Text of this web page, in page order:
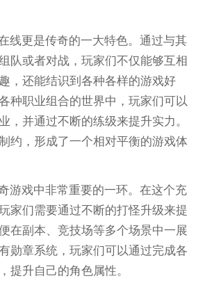
线更是传奇的一大特色。通过与其
队或者对战，玩家们不仅能够互相
，还能结识到各种各样的游戏好
种职业组合的世界中，玩家们可以
，并通过不断的练级来提升实力。
约，形成了一个相对平衡的游戏体
游戏中非常重要的一环。在这个充
家们需要通过不断的打怪升级来提
在副本、竞技场等多个场景中一展
勋章系统，玩家们可以通过完成各
提升自己的角色属性。